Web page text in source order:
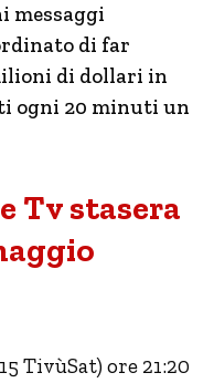
messaggi
di far
di dollari in
ogni 20 minuti un
Tv stasera
TivùSat) ore 21:20